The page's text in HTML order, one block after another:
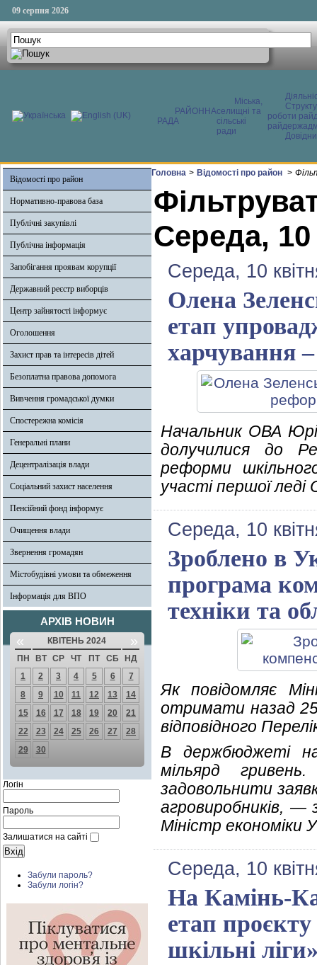
09 серпня 2026
РАЙОННА
РАДА
Міська,
селищні та
сільські
ради
роботи
Відомості про район
Нормативно-правова база
Публічні закупівлі
Публічна інформація
Запобігання проявам корупції
Державний реєстр виборців
Центр зайнятості інформує
Оголошення
Захист прав та інтересів дітей
Безоплатна правова допомога
Вивчення громадської думки
Спостережна комісія
Генеральні плани
Децентралізація влади
Соціальний захист населення
Пенсійний фонд інформує
Очищення влади
Звернення громадян
Містобудівні умови та обмеження
Інформація для ВПО
АРХІВ НОВИН
« КВІТЕНЬ 2024 »
ПН ВТ СР ЧТ ПТ СБ
НД
1
2 3 4 5 6
7
8
9 10 11 12 13
14
15
16 17 18 19 20
21
22
23 24 25 26 27
28
29
30
Логін
Пароль
Залишатися на сайті
Забули пароль?
Забули логін?
Головна > Відомості про район >
Середа, 10
Середа, 10
Олена
етап
харчування
Начальник ОВА
долучилися до
реформи
участі першої леді
Середа, 10
Зроблено в
програма
техніки та
Як повідомляє
отримати назад
відповідного
В держбюджеті
мільярд
задовольнити
агровиробників, —
Міністр економіки
Середа, 10
На Камінь-
етап проєкту
шкільні